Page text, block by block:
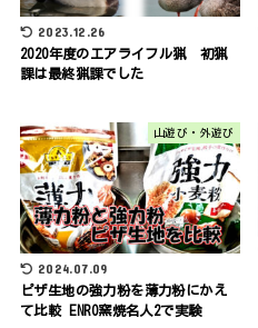
2023.12.26
2020年度のエアライフル猟 初猟
課は最終猟課でした
山遊び・外遊び
2024.07.09
ピザ生地の強力粉を薄力粉にかえ
て比較 ENRO窯焼名人2で実験